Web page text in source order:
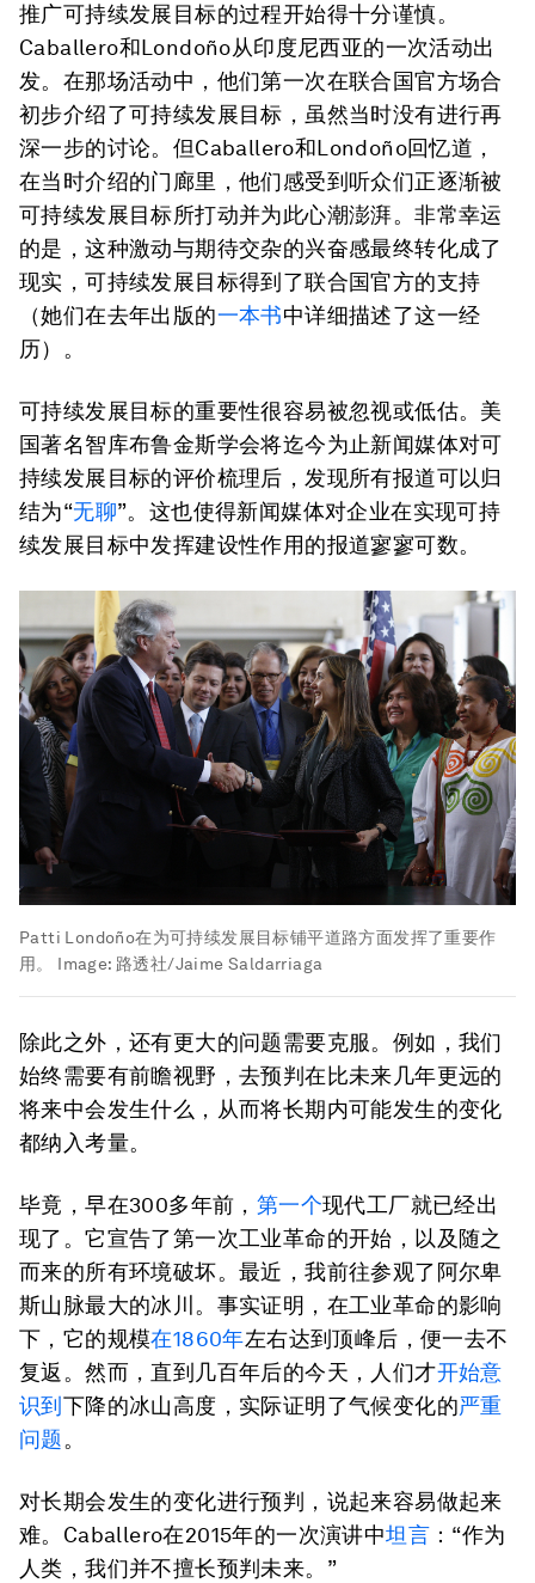
推广可持续发展目标的过程开始得十分谨慎。
Caballero和Londoño从印度尼西亚的一次活动出
发。在那场活动中，他们第一次在联合国官方场合
初步介绍了可持续发展目标，虽然当时没有进行再
深一步的讨论。但Caballero和Londoño回忆道，
在当时介绍的门廊里，他们感受到听众们正逐渐被
可持续发展目标所打动并为此心潮澎湃。非常幸运
的是，这种激动与期待交杂的兴奋感最终转化成了
现实，可持续发展目标得到了联合国官方的支持
（她们在去年出版的一本书中详细描述了这一经
历）。
可持续发展目标的重要性很容易被忽视或低估。美
国著名智库布鲁金斯学会将迄今为止新闻媒体对可
持续发展目标的评价梳理后，发现所有报道可以归
结为“无聊”。这也使得新闻媒体对企业在实现可持
续发展目标中发挥建设性作用的报道寥寥可数。
Patti Londoño在为可持续发展目标铺平道路方面发挥了重要作
用。
Image: 路透社/Jaime Saldarriaga
除此之外，还有更大的问题需要克服。例如，我们
始终需要有前瞻视野，去预判在比未来几年更远的
将来中会发生什么，从而将长期内可能发生的变化
都纳入考量。
毕竟，早在300多年前， 第一个现代工厂就已经出
现了。它宣告了第一次工业革命的开始，以及随之
而来的所有环境破坏。最近，我前往参观了阿尔卑
斯山脉最大的冰川。事实证明，在工业革命的影响
下，它的规模在1860年左右达到顶峰后，便一去不
复返。然而，直到几百年后的今天，人们才开始意
识到 下降的冰山高度，实际证明了气候变化的严重
问题。
对长期会发生的变化进行预判，说起来容易做起来
难。Caballero在2015年的一次演讲中坦言 ：“作为
人类，我们并不擅长预判未来。”